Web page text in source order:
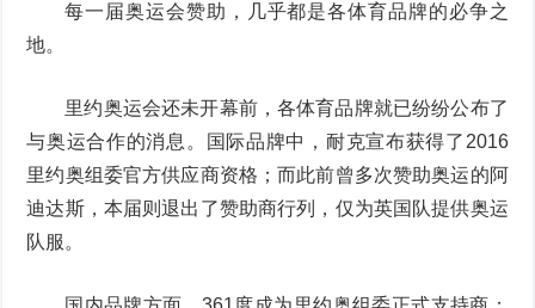
每一届奥运会赞助，几乎都是各体育品牌的必争之
地。
里约奥运会还未开幕前，各体育品牌就已纷纷公布了
与奥运合作的消息。国际品牌中，耐克宣布获得了2016
里约奥组委官方供应商资格；而此前曾多次赞助奥运的阿
迪达斯，本届则退出了赞助商行列，仅为英国队提供奥运
队服。